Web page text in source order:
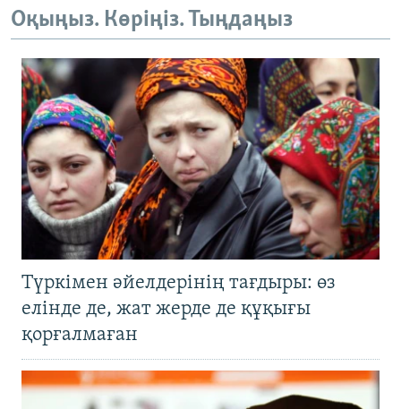
Оқыңыз. Көріңіз. Тыңдаңыз
Түркімен әйелдерінің тағдыры: өз
елінде де, жат жерде де құқығы
қорғалмаған